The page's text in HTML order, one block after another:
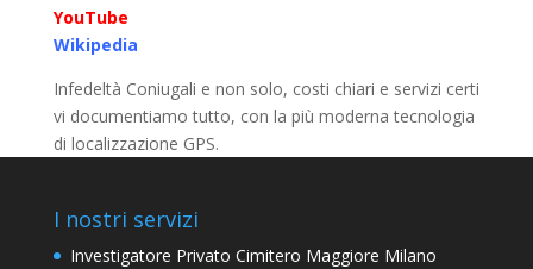
YouTube
Wikipedia
Infedeltà Coniugali e non solo, costi chiari e servizi certi
vi documentiamo tutto, con la più moderna tecnologia
di localizzazione GPS.
I nostri servizi
Investigatore Privato Cimitero Maggiore Milano